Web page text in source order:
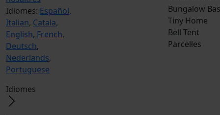
Idiomes: Español,
Italian, Catala,
English, French,
Deutsch,
Nederlands,
Portuguese
Idiomes
Bungalow
Tiny Home
Bell Tent
Parcel·les